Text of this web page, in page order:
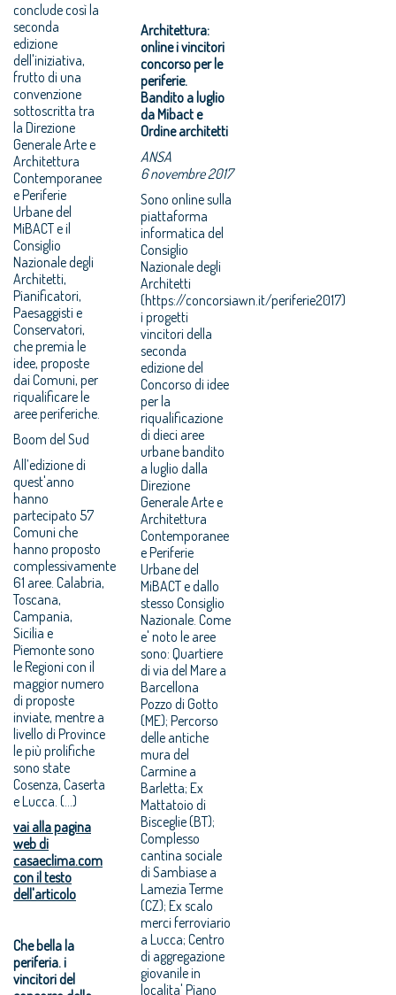
conclude così la
seconda
edizione
dell'iniziativa,
frutto di una
convenzione
sottoscritta tra
la Direzione
Generale Arte e
Architettura
Contemporanee
e Periferie
Urbane del
MiBACT e il
Consiglio
Nazionale degli
Architetti,
Pianificatori,
Paesaggisti e
Conservatori,
che premia le
idee, proposte
dai Comuni, per
riqualificare le
aree periferiche.
Boom del Sud
All’edizione di
quest'anno
hanno
partecipato 57
Comuni che
hanno proposto
complessivamente
61 aree. Calabria,
Toscana,
Campania,
Sicilia e
Piemonte sono
le Regioni con il
maggior numero
di proposte
inviate, mentre a
livello di Province
le più prolifiche
sono state
Cosenza, Caserta
e Lucca. (...)
vai alla pagina
web di
casaeclima.com
con il testo
dell'articolo
Che bella la
periferia. i
vincitori del
Architettura:
online i vincitori
concorso per le
periferie.
Bandito a luglio
da Mibact e
Ordine architetti
ANSA
6 novembre 2017
Sono online sulla
piattaforma
informatica del
Consiglio
Nazionale degli
Architetti
(https://concorsiawn.it/periferie2017)
i progetti
vincitori della
seconda
edizione del
Concorso di idee
per la
riqualificazione
di dieci aree
urbane bandito
a luglio dalla
Direzione
Generale Arte e
Architettura
Contemporanee
e Periferie
Urbane del
MiBACT e dallo
stesso Consiglio
Nazionale. Come
e' noto le aree
sono: Quartiere
di via del Mare a
Barcellona
Pozzo di Gotto
(ME); Percorso
delle antiche
mura del
Carmine a
Barletta; Ex
Mattatoio di
Bisceglie (BT);
Complesso
cantina sociale
di Sambiase a
Lamezia Terme
(CZ); Ex scalo
merci ferroviario
a Lucca; Centro
di aggregazione
giovanile in
localita' Piano